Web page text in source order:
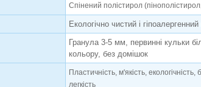
Спінений полістирол
Екологічно чистий і
Гранула 3-5 мм, первинні кульки
кольору, без домішок
Пластичність, м'якість, екологічність,
легкість